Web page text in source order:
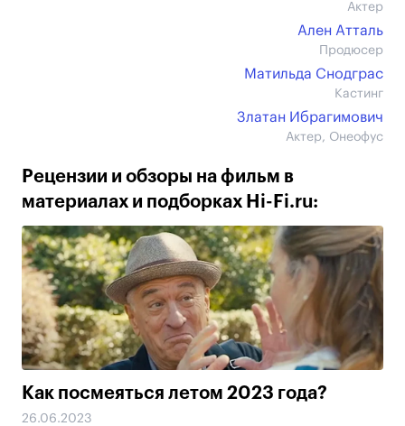
Актер
Ален Атталь
Продюсер
Матильда Снодграс
Кастинг
Златан Ибрагимович
Актер, Онеофус
Рецензии и обзоры на фильм в
материалах и подборках Hi-Fi.ru:
Как посмеяться летом 2023 года?
26.06.2023